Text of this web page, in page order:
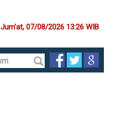
Jum'at, 07/08/2026 13:26 WIB